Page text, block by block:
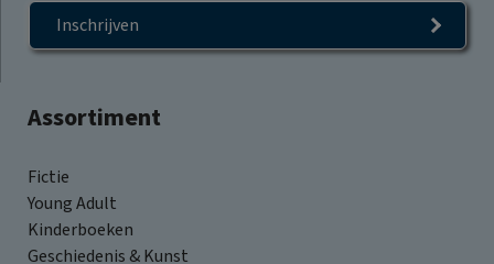
Assortiment
Fictie
Young Adult
Kinderboeken
Geschiedenis & Kunst
Inschrijven